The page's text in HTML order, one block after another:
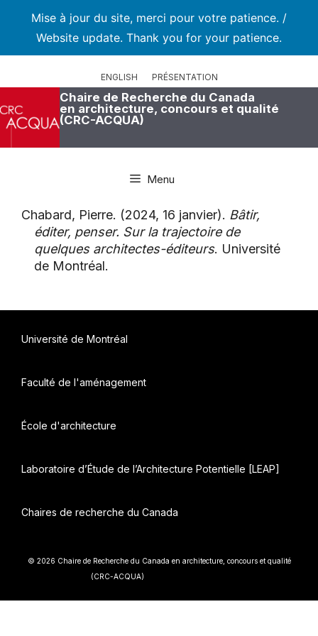
Mise à jour du site, merci pour votre patience. /
Website update. Thank you for your patience.
ENGLISH PRÉSENTATION
Chaire de Recherche du Canada
en architecture, concours et qualité
(CRC-ACQUA)
Menu
Chabard, Pierre. (2024, 16 janvier). Bâtir,
éditer, penser. Sur la trajectoire de
quelques architectes-éditeurs. Université
de Montréal.
Université de Montréal
Faculté de l'aménagement
École d'architecture
Laboratoire d’Étude de l’Architecture Potentielle [LEAP]
Chaires de recherche du Canada
© 2026 Chaire de Recherche du Canada en architecture, concours et qualité
(CRC-ACQUA)